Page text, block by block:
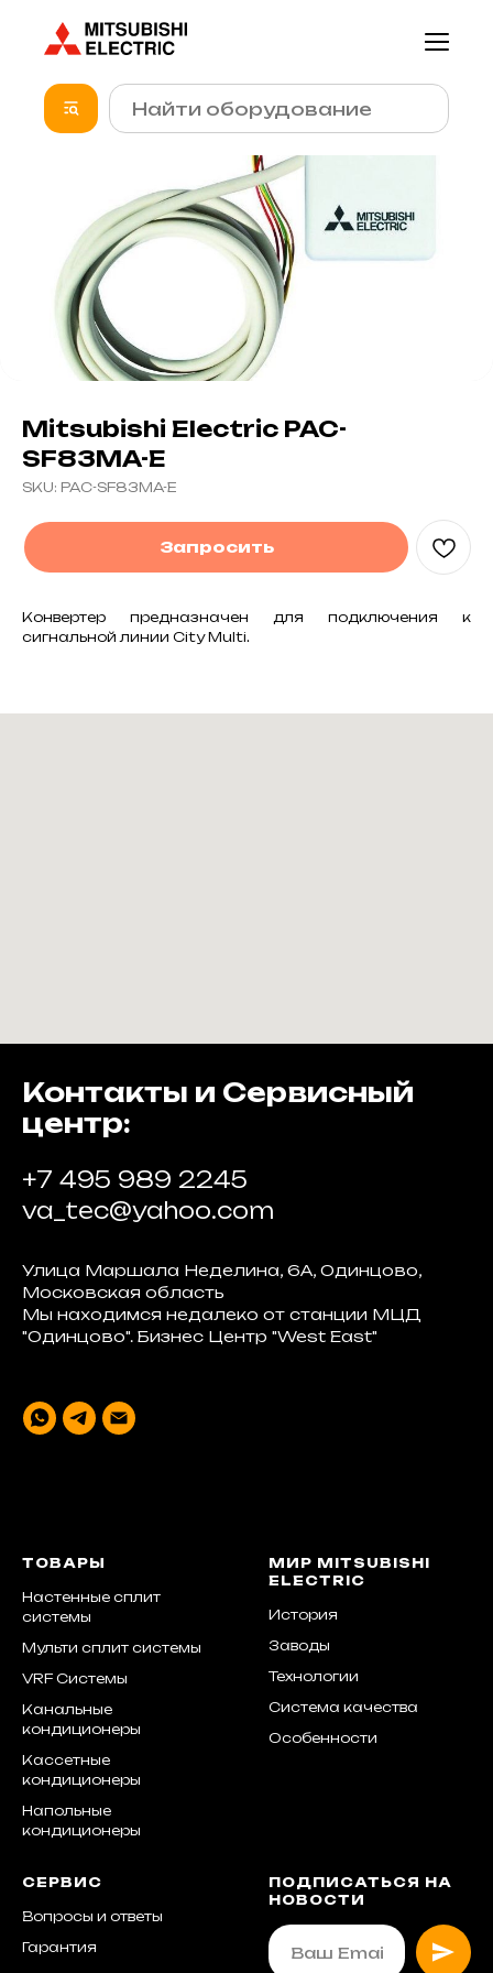
Mitsubishi Electric PAC-
SF83MA-E
SKU: PAC-SF83MA-E
Запросить
Конвертер предназначен для подключения к
сигнальной линии City Multi.
Контакты и Сервисный
центр:
+7 495 989 2245
va_tec@yahoo.com
Улица Маршала Неделина, 6А, Одинцово,
Московская область
Мы находимся недалеко от станции МЦД
"Одинцово". Бизнес Центр "West East"
ТОВАРЫ
Настенные сплит
системы
Мульти сплит системы
VRF Системы
Канальные
кондиционеры
Кассетные
кондиционеры
Напольные
кондиционеры
МИР MITSUBISHI
ELECTRIC
История
Заводы
Технологии
Система качества
Особенности
СЕРВИС
Вопросы и ответы
Гарантия
ПОДПИСАТЬСЯ НА
НОВОСТИ